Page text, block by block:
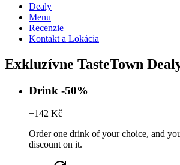
Dealy
Menu
Recenzie
Kontakt a Lokácia
Exkluzívne TasteTown
Drink -50%
−142 Kč
Order one drink of your choice, and
discount on it.